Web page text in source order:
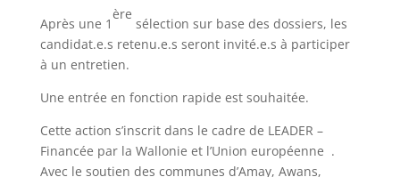
Après une 1
ère
sélection sur base des dossiers, les
candidat.e.s retenu.e.s seront invité.e.s à participer
à un entretien.
Une entrée en fonction rapide est souhaitée.
Cette action s’inscrit dans le cadre de LEADER –
Financée par la Wallonie et l’Union européenne .
Avec le soutien des communes d’Amay, Awans,